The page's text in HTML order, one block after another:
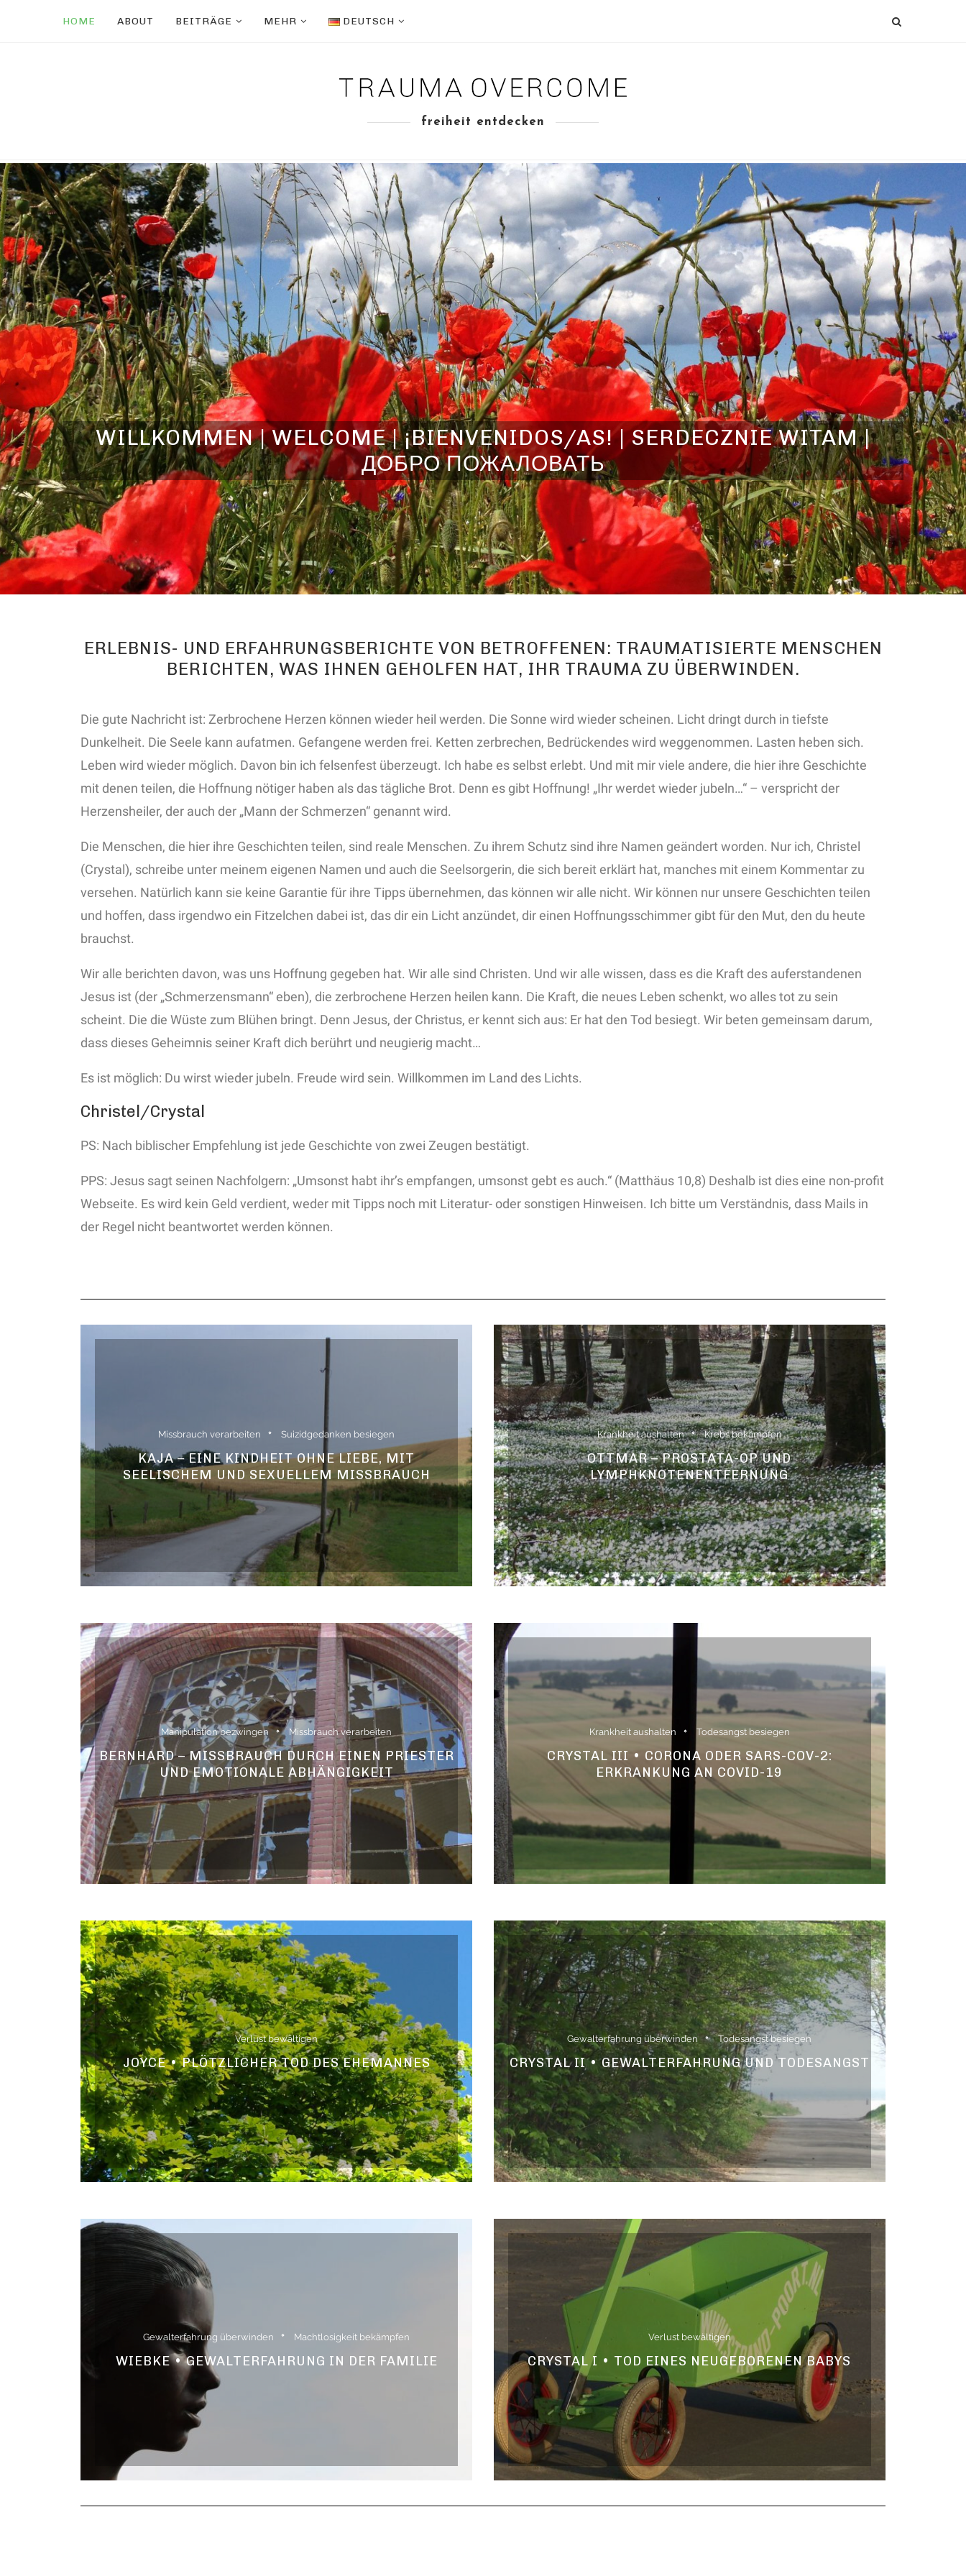
HOME ABOUT BEITRÄGE MEHR DEUTSCH
freiheit entdecken
WILLKOMMEN | WELCOME | ¡BIENVENIDOS/AS! | SERDECZNIE WITAM |
ДОБРО ПОЖАЛОВАТЬ
ERLEBNIS- UND ERFAHRUNGSBERICHTE VON BETROFFENEN: TRAUMATISIERTE MENSCHEN
BERICHTEN, WAS IHNEN GEHOLFEN HAT, IHR TRAUMA ZU ÜBERWINDEN.
Die gute Nachricht ist: Zerbrochene Herzen können wieder heil werden. Die Sonne wird wieder scheinen. Licht dringt durch in tiefste
Dunkelheit. Die Seele kann aufatmen. Gefangene werden frei. Ketten zerbrechen, Bedrückendes wird weggenommen. Lasten heben sich.
Leben wird wieder möglich. Davon bin ich felsenfest überzeugt. Ich habe es selbst erlebt. Und mit mir viele andere, die hier ihre Geschichte
mit denen teilen, die Hoffnung nötiger haben als das tägliche Brot. Denn es gibt Hoffnung! „Ihr werdet wieder jubeln…“ – verspricht der
Herzensheiler, der auch der „Mann der Schmerzen“ genannt wird.
Die Menschen, die hier ihre Geschichten teilen, sind reale Menschen. Zu ihrem Schutz sind ihre Namen geändert worden. Nur ich, Christel
(Crystal), schreibe unter meinem eigenen Namen und auch die Seelsorgerin, die sich bereit erklärt hat, manches mit einem Kommentar zu
versehen. Natürlich kann sie keine Garantie für ihre Tipps übernehmen, das können wir alle nicht. Wir können nur unsere Geschichten teilen
und hoffen, dass irgendwo ein Fitzelchen dabei ist, das dir ein Licht anzündet, dir einen Hoffnungsschimmer gibt für den Mut, den du heute
brauchst.
Wir alle berichten davon, was uns Hoffnung gegeben hat. Wir alle sind Christen. Und wir alle wissen, dass es die Kraft des auferstandenen
Jesus ist (der „Schmerzensmann“ eben), die zerbrochene Herzen heilen kann. Die Kraft, die neues Leben schenkt, wo alles tot zu sein
scheint. Die die Wüste zum Blühen bringt. Denn Jesus, der Christus, er kennt sich aus: Er hat den Tod besiegt. Wir beten gemeinsam darum,
dass dieses Geheimnis seiner Kraft dich berührt und neugierig macht…
Es ist möglich: Du wirst wieder jubeln. Freude wird sein. Willkommen im Land des Lichts.
Christel/Crystal
PS: Nach biblischer Empfehlung ist jede Geschichte von zwei Zeugen bestätigt.
PPS: Jesus sagt seinen Nachfolgern: „Umsonst habt ihr’s empfangen, umsonst gebt es auch.“ (Matthäus 10,8) Deshalb ist dies eine non-profit
Webseite. Es wird kein Geld verdient, weder mit Tipps noch mit Literatur- oder sonstigen Hinweisen. Ich bitte um Verständnis, dass Mails in
der Regel nicht beantwortet werden können.
Missbrauch verarbeiten Suizidgedanken besiegen
KAJA – EINE KINDHEIT OHNE LIEBE, MIT
SEELISCHEM UND SEXUELLEM MISSBRAUCH
Krankheit aushalten Krebs bekämpfen
OTTMAR – PROSTATA-OP UND
LYMPHKNOTENENTFERNUNG
Manipulation bezwingen Missbrauch verarbeiten
BERNHARD – MISSBRAUCH DURCH EINEN PRIESTER
UND EMOTIONALE ABHÄNGIGKEIT
Krankheit aushalten Todesangst besiegen
CRYSTAL III • CORONA ODER SARS-COV-2:
ERKRANKUNG AN COVID-19
Verlust bewältigen
JOYCE • PLÖTZLICHER TOD DES EHEMANNES
Gewalterfahrung überwinden Todesangst besiegen
CRYSTAL II • GEWALTERFAHRUNG UND TODESANGST
Gewalterfahrung überwinden Machtlosigkeit bekämpfen
WIEBKE • GEWALTERFAHRUNG IN DER FAMILIE
Verlust bewältigen
CRYSTAL I • TOD EINES NEUGEBORENEN BABYS